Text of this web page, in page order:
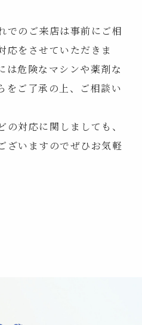
でのご来店は事前にご相
応をさせていただきま
は危険なマシンや薬剤な
をご了承の上、ご相談い
対応に関しましても、
ざいますのでぜひお気軽